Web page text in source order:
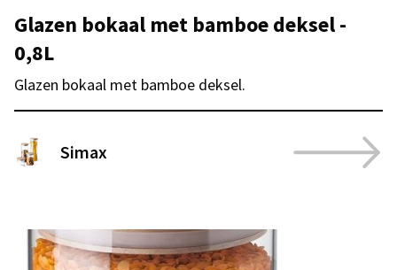
Glazen bokaal met bamboe deksel -
0,8L
Glazen bokaal met bamboe deksel.
Simax